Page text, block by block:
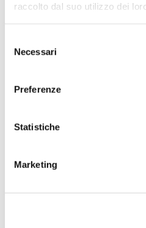
raccolto dal suo utilizzo dei
delNecessari
Preferenze
Statistiche
Marketing